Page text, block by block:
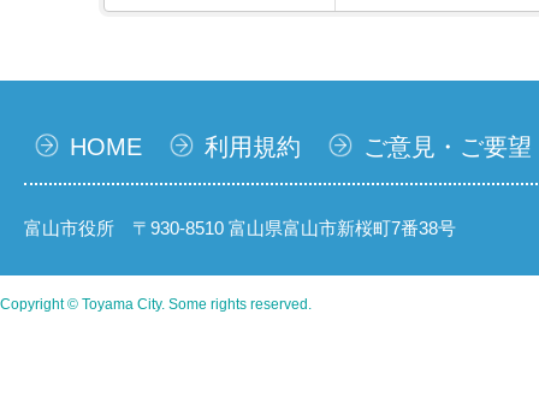
HOME 利用規約 ご意見・ご要望
富山市役所 〒930-8510 富山県富山市新桜町7番38号
Copyright © Toyama City. Some rights reserved.